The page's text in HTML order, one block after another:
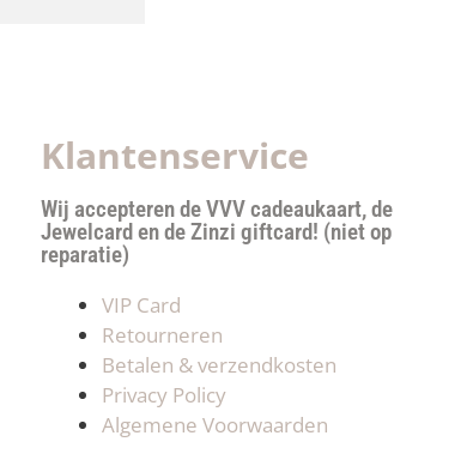
Klantenservice
Wij accepteren de VVV cadeaukaart, de
Jewelcard en de Zinzi giftcard! (niet op
reparatie)
VIP Card
Retourneren
Betalen & verzendkosten
Privacy Policy
Algemene Voorwaarden